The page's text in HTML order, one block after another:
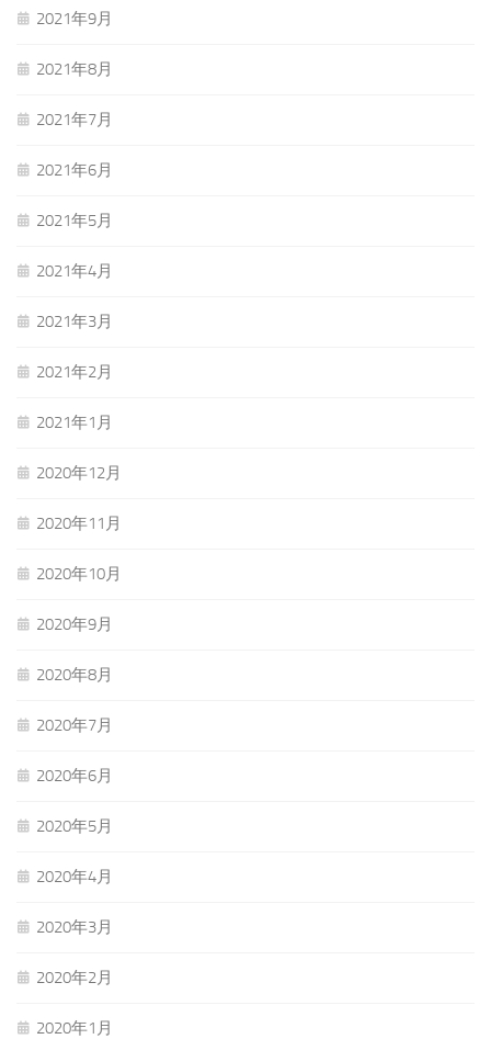
2021年9月
2021年8月
2021年7月
2021年6月
2021年5月
2021年4月
2021年3月
2021年2月
2021年1月
2020年12月
2020年11月
2020年10月
2020年9月
2020年8月
2020年7月
2020年6月
2020年5月
2020年4月
2020年3月
2020年2月
2020年1月